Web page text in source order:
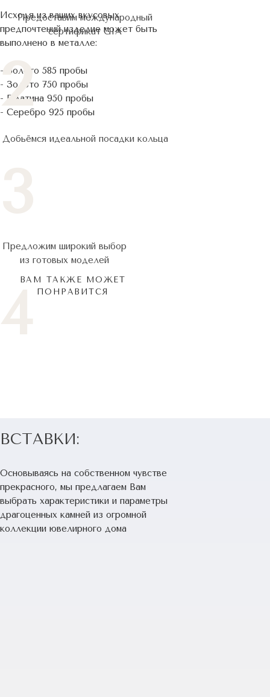
Исходя из ваших вкусовых
предпочтений изделие может быть
выполнено в металле:
- Золото 585 пробы
- Золото 750 пробы
- Платина 950 пробы
- Серебро 925 пробы
ВСТАВКИ:
Основываясь на собственном чувстве
прекрасного, мы предлагаем Вам
выбрать характеристики и параметры
драгоценных камней из огромной
коллекции ювелирного дома
Предоставим международный
сертификат GIA
2
Добьёмся идеальной посадки кольца
Предложим широкий выбор
из готовых моделей
ВАМ ТАКЖЕ МОЖЕТ
ПОНРАВИТСЯ